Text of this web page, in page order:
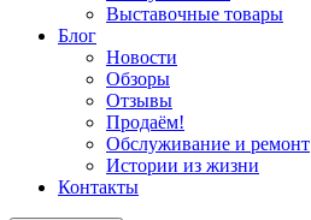
Выставочные товары
Блог
Новости
Обзоры
Отзывы
Продаём!
Обслуживание и ремонт
Истории из жизни
Контакты